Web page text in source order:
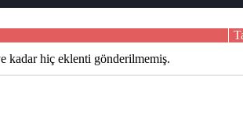
kadar hiç eklenti gönderilmemiş.